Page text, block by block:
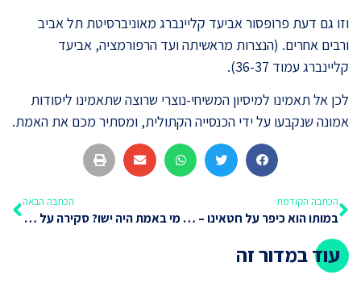
וזו גם דעת פרופסור אביעד קליינברג מאוניברסיטת תל אביב
ורבים אחרים. (הנצרות מראשיתה ועד הרפורמציה, אביעד
קליינברג עמוד 36-37).
לכן אל תאמינו למיסיון המשיחי-נוצרי שרוצה שתאמינו ליסודות
אמונה שנקבעו על ידי הכנסייה הקתולית, ומסתיר מכם את האמת.
הכתבה הקודמת
במותו הוא כיפר על חטאינו – אז למה התנ"ך אומר אחרת?!
הכתבה הבאה
מי באמת היה ישו? סקירה על פי הברית החדשה
עוד במדור זה